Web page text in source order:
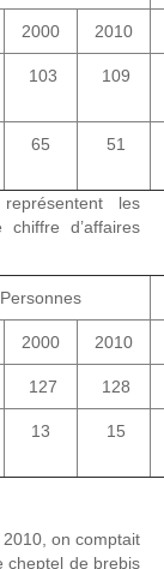
2000 2010
103 109
65 51
les
d’affaires
Personnes
2000 2010
127 128
13 15
2010, on comptait
cheptel de brebis